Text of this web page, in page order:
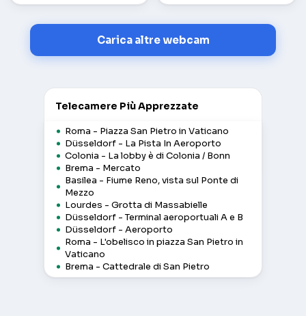
Carica altre webcam
Telecamere Più Apprezzate
Roma - Piazza San Pietro in Vaticano
Düsseldorf - La Pista In Aeroporto
Colonia - La lobby è di Colonia / Bonn
Brema - Mercato
Basilea - Fiume Reno, vista sul Ponte di
Mezzo
Lourdes - Grotta di Massabielle
Düsseldorf - Terminal aeroportuali A e B
Düsseldorf - Aeroporto
Roma - L'obelisco in piazza San Pietro in
Vaticano
Brema - Cattedrale di San Pietro